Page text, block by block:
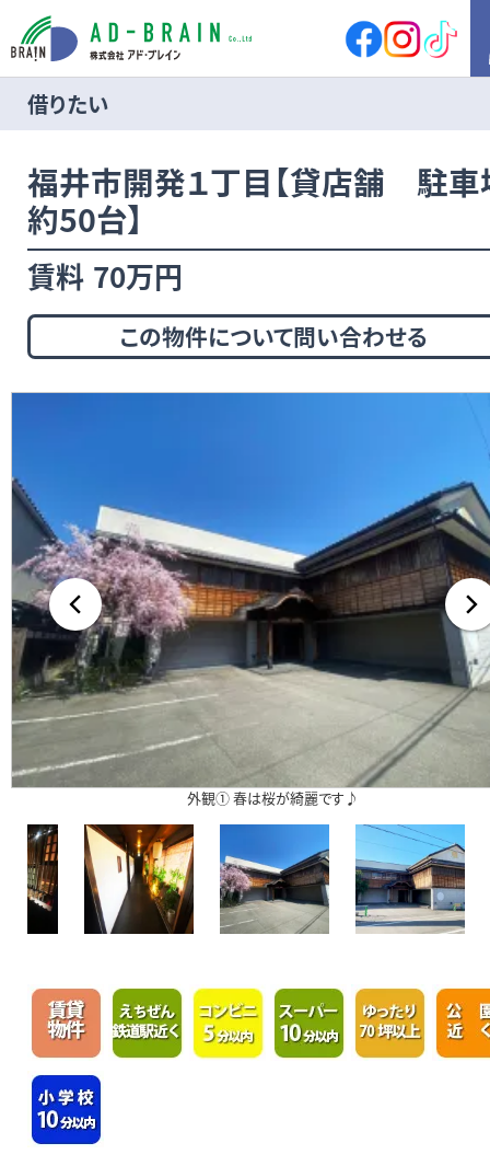
HOME
買いたい
売地
新築戸建
アパート
その他
売却の流れ
無料査定・売却・買取
お役立ち
情報
資産活用・売却の豆知識
会社案内 特長・サービス
スタッフ紹介
アクセス
会社概要
メールでお問合せ 無料査定 アド・ブレインの
プライバシーポリシー
借りたい
福井市開発１丁目【貸店舗 駐車
約50台】
賃料 70万円
この物件について問い合わせる
外観① 春は桜が綺麗です♪